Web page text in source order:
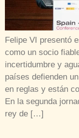
Felipe VI presentó
como un socio
incertidumbre y
países defienden
en reglas y están
En la segunda
rey de […]